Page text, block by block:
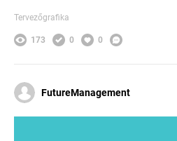
Tervezőgrafika
173 0 0
FutureManagement